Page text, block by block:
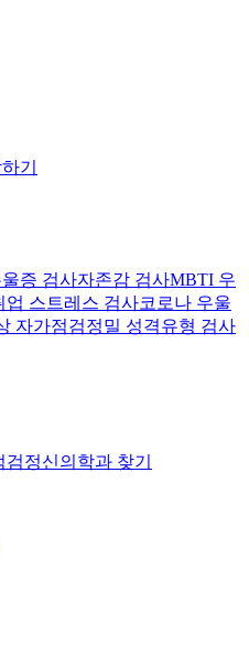
기
증 검사자존감 검사MBTI 우
업 스트레스 검사코로나 우울
자가점검정밀 성격유형 검사
검정신의학과 찾기